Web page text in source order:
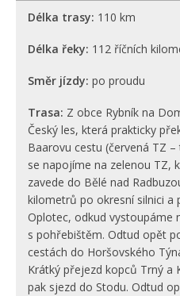
Délka trasy: 110 km
Délka řeky: 112 říčních
Směr jízdy: po proudu
Trasa: Z obce Rybník na
Český les, která prakticky
Baarovu cestu (červená TZ
se napojíme na zelenou TZ,
zavede do Bělé nad
kilometrů po okresní silnici a
Oplotec, odkud vystoupáme
s pohřebištěm. Odtud opět
cestách do Horšovského
Krátký přejezd kopců Trný a
pak sjezd do Stodu. Odtud